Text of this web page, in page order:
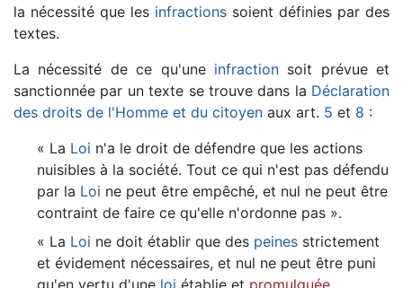
la nécessité que les infractions soient définies par des
textes.
La nécessité de ce qu'une infractionsoit prévue et
sanctionnée par un texte se trouve dans la Déclaration
des droits de l'Homme et du citoyen aux art. 5 et 8 :
« La Loi n'a le droit de défendre que les actions
nuisibles à la société. Tout ce qui n'est pas défendu
par la Loi ne peut être empêché, et nul ne peut être
contraint de faire ce qu'elle n'ordonne pas ».
« La Loi ne doit établir que des peinesstrictement
et évidement nécessaires, et nul ne peut être puni
qu'en vertu d'une loi établie et promulguée